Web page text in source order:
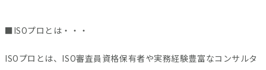
■ISOプロとは・・・
ISOプロとは、ISO審査員資格保有者や実務経験豊富なコンサルタ